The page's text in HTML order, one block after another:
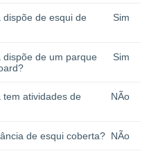
dispõe de esqui de
Sim
dispõe de um parque
Sim
tem atividades de
NÃo
de esqui coberta? NÃo